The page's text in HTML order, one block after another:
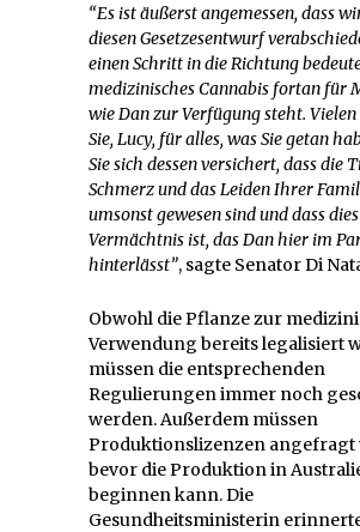
“Es ist äußerst angemessen, dass
diesen Gesetzesentwurf
einen Schritt in die Richtung
medizinisches Cannabis fortan für
wie Dan zur Verfügung steht.
Sie, Lucy, für alles, was Sie getan
Sie sich dessen versichert, dass die
Schmerz und das Leiden Ihrer
umsonst gewesen sind und dass
Vermächtnis ist, das Dan hier im
hinterlässt”, sagte Senator Di
Obwohl die Pflanze zur
Verwendung bereits legalisiert
müssen die entsprechenden
Regulierungen immer noch
werden. Außerdem müssen
Produktionslizenzen angefragt
bevor die Produktion in
beginnen kann. Die
Gesundheitsministerin